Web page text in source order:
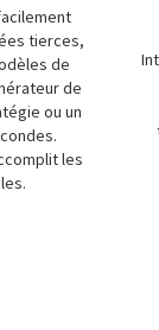
tierces,
de
de
ou un
les